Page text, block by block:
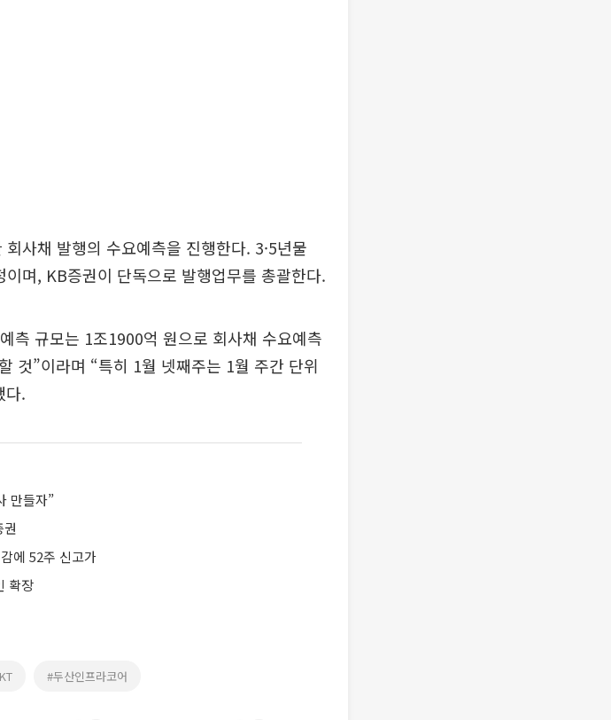
사채 발행의 수요예측을 진행한다. 3·5년물
며, KB증권이 단독으로 발행업무를 총괄한다.
측 규모는 1조1900억 원으로 회사채 수요예측
것”이라며 “특히 1월 넷째주는 1월 주간 단위
다.
만들자”
에 52주 신고가
확장
#두산인프라코어